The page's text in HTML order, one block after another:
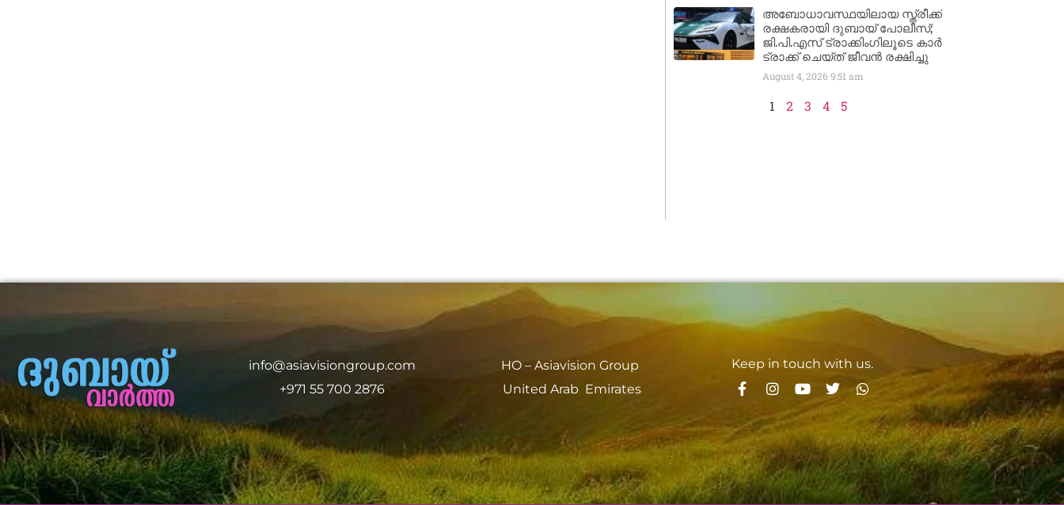
അബോധാവസ്ഥയിലായ സ്ത്രീക്ക്
രക്ഷകരായി ദുബായ് പോലീസ്;
ജി.പി.എസ് ട്രാക്കിംഗിലൂടെ കാർ
ട്രാക്ക് ചെയ്ത് ജീവൻ രക്ഷിച്ചു
August 4, 2026 9:51 am
1 2 3 4 5
info@asiavisiongroup.com
+971 55 700 2876
HO – Asiavision Group
United Arab Emirates
Keep in touch with us.